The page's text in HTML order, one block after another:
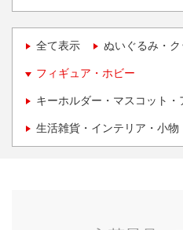
全て表示 ぬいぐるみ・ク
フィギュア・ホビー
キーホルダー・マスコット・
生活雑貨・インテリア・小物